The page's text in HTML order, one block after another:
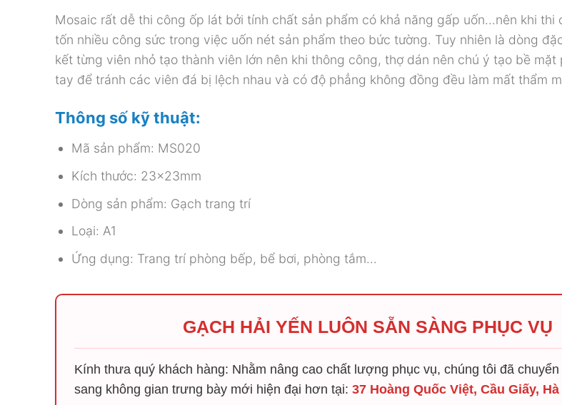
Mosaic rất dễ thi công ốp lát bởi tính chất sản phẩm có khả năng gấp uốn…nên khi thi
tốn nhiều công sức trong việc uốn nét sản phẩm theo bức tường. Tuy nhiên là dòng
kết từng viên nhỏ tạo thành viên lớn nên khi thông công, thợ dán nên chú ý tạo bề mặt
tay để tránh các viên đá bị lệch nhau và có độ phẳng không đồng đều làm mất thẩm
Thông số kỹ thuật:
Mã sản phẩm: MS020
Kích thước: 23x23mm
Dòng sản phẩm: Gạch trang trí
Loại: A1
Ứng dụng: Trang trí phòng bếp, bể bơi, phòng tắm…
GẠCH HẢI YẾN LUÔN SẴN SÀNG PHỤC VỤ
Kính thưa quý khách hàng: Nhằm nâng cao chất lượng phục vụ, chúng tôi đã
sang không gian trưng bày mới hiện đại hơn tại: 37 Hoàng Quốc Việt, Cầu Giấy, Hà